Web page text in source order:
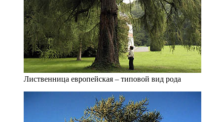
Лиственница европейская – типовой вид рода